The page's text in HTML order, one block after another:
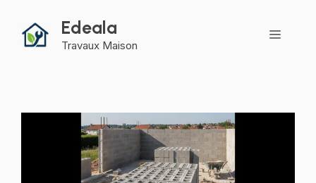
contenu
Edeala
Travaux Maison
Menu